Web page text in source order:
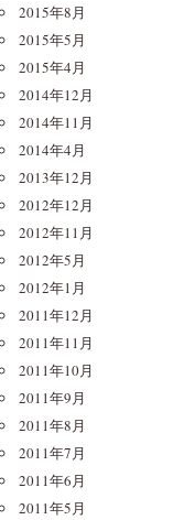
2015年8月
2015年5月
2015年4月
2014年12月
2014年11月
2014年4月
2013年12月
2012年12月
2012年11月
2012年5月
2012年1月
2011年12月
2011年11月
2011年10月
2011年9月
2011年8月
2011年7月
2011年6月
2011年5月